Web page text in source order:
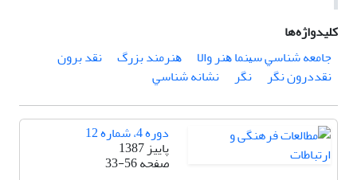
کلیدواژه‌ها
ﺟﺎﻣﻌﻪ ﺷﻨﺎﺳﻲ ﺳﻴﻨﻤﺎ ﻫﻨﺮ واﻻ
ﻫﻨﺮﻣﻨﺪ ﺑﺰرگ
ﻧﻘﺪ ﺑﺮون
ﻧﻘﺪدرون ﻧﮕﺮ
ﻧﮕﺮ ﻧﺸﺎﻧﻪ ﺷﻨﺎﺳﻲ
دوره 4، شماره 12
پاییز 1387
صفحه33-56